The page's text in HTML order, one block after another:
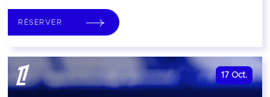
RÉSERVER
17 Oct.